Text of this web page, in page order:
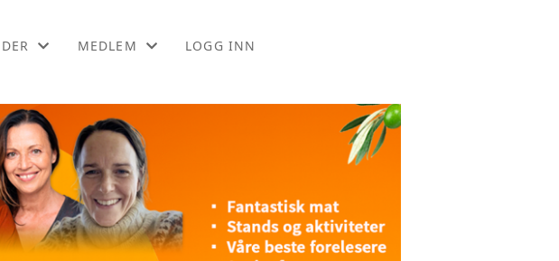
MEDLEM
BLI MEDLEM
MEDLEMSFORDELER
LIKEPERSONER
ONLINEKURS
LOGG INN